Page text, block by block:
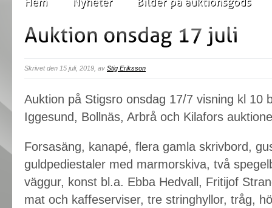
Skrivet den 15 juli, 2019, av Stig Eriksson
Auktion på Stigsro onsdag 17/7 visning kl 10
Iggesund, Bollnäs, Arbrå och Kilafors
Forsasäng, kanapé, flera gamla skrivbord,
guldpediestaler med marmorskiva, två
väggur, konst bl.a. Ebba Hedvall, Fritijof
mat och kaffeserviser, tre stringhyllor, tråg,